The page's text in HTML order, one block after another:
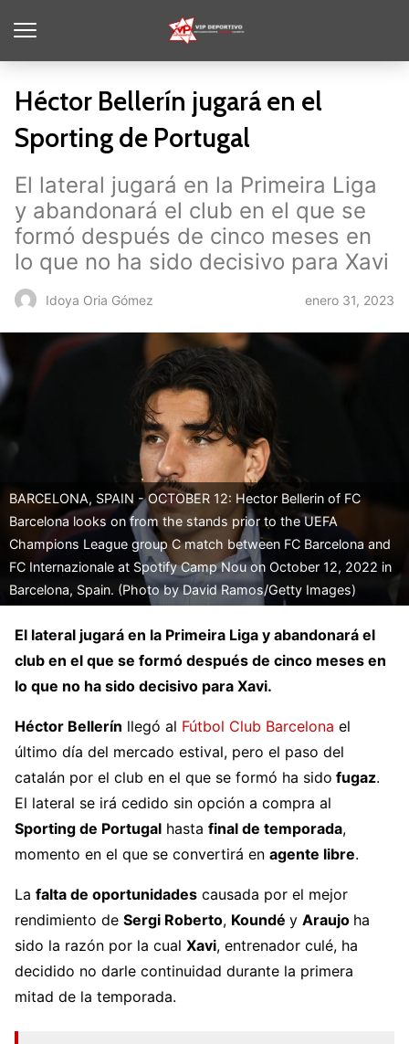
Héctor Bellerín jugará en el
Sporting de Portugal
El lateral jugará en la Primeira Liga
y abandonará el club en el que se
formó después de cinco meses en
lo que no ha sido decisivo para Xavi
Idoya Oria Gómez enero 31, 2023
BARCELONA, SPAIN - OCTOBER 12: Hector Bellerin of FC
Barcelona looks on from the stands prior to the UEFA
Champions League group C match between FC Barcelona and
FC Internazionale at Spotify Camp Nou on October 12, 2022 in
Barcelona, Spain. (Photo by David Ramos/Getty Images)
El lateral jugará en la Primeira Liga y abandonará el
club en el que se formó después de cinco meses en
lo que no ha sido decisivo para Xavi.
Héctor Bellerín llegó al Fútbol Club Barcelona el
último día del mercado estival, pero el paso del
catalán por el club en el que se formó ha sido fugaz.
El lateral se irá cedido sin opción a compra al
Sporting de Portugal hasta final de temporada,
momento en el que se convertirá en agente libre.
La falta de oportunidades causada por el mejor
rendimiento de Sergi Roberto, Koundé y Araujo ha
sido la razón por la cual Xavi, entrenador culé, ha
decidido no darle continuidad durante la primera
mitad de la temporada.